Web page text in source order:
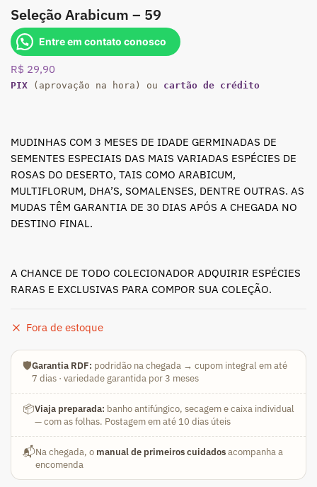
Seleção Arabicum – 59
Entre em contato conosco
R$ 29,90
PIX (aprovação na hora) ou cartão de crédito
MUDINHAS COM 3 MESES DE IDADE GERMINADAS DE
SEMENTES ESPECIAIS DAS MAIS VARIADAS ESPÉCIES DE
ROSAS DO DESERTO, TAIS COMO ARABICUM,
MULTIFLORUM, DHA’S, SOMALENSES, DENTRE OUTRAS. AS
MUDAS TÊM GARANTIA DE 30 DIAS APÓS A CHEGADA NO
DESTINO FINAL.
A CHANCE DE TODO COLECIONADOR ADQUIRIR ESPÉCIES
RARAS E EXCLUSIVAS PARA COMPOR SUA COLEÇÃO.
Fora de estoque
🛡️Garantia RDF: podridão na chegada → cupom integral em até
7 dias · variedade garantida por 3 meses
📦Viaja preparada: banho antifúngico, secagem e caixa individual
— com as folhas. Postagem em até 10 dias úteis
📬Na chegada, o manual de primeiros cuidadosacompanha a
encomenda